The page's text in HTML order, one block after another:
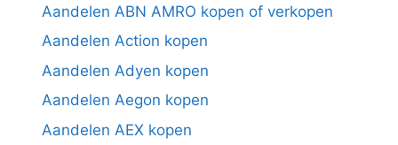
Aandelen ABN AMRO kopen of verkopen
Aandelen Action kopen
Aandelen Adyen kopen
Aandelen Aegon kopen
Aandelen AEX kopen